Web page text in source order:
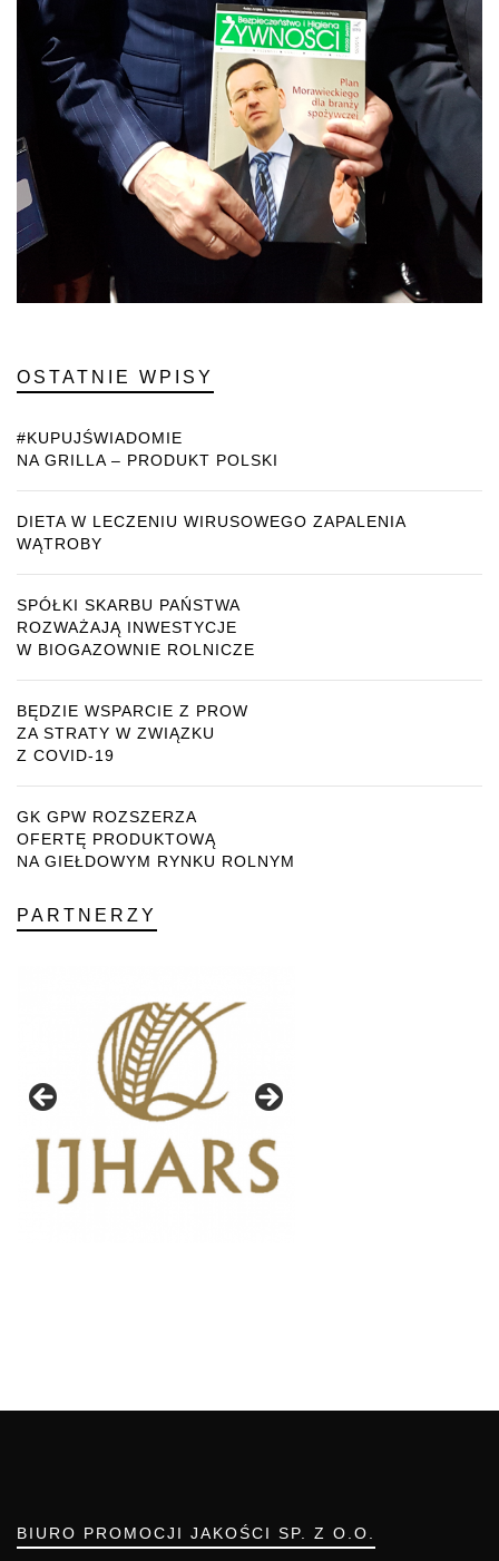
OSTATNIE WPISY
#KUPUJŚWIADOMIE
NA GRILLA – PRODUKT POLSKI
DIETA W LECZENIU WIRUSOWEGO ZAPALENIA
WĄTROBY
SPÓŁKI SKARBU PAŃSTWA
ROZWAŻAJĄ INWESTYCJE
W BIOGAZOWNIE ROLNICZE
BĘDZIE WSPARCIE Z PROW
ZA STRATY W ZWIĄZKU
Z COVID-19
GK GPW ROZSZERZA
OFERTĘ PRODUKTOWĄ
NA GIEŁDOWYM RYNKU ROLNYM
PARTNERZY
BIURO PROMOCJI JAKOŚCI SP. Z O.O.